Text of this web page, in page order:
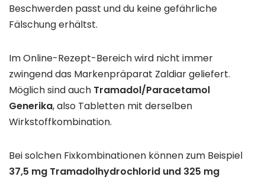
Beschwerden passt und du keine gefährliche
Fälschung erhältst.
Im Online-Rezept-Bereich wird nicht immer
zwingend das Markenpräparat Zaldiar geliefert.
Möglich sind auch Tramadol/Paracetamol
Generika, also Tabletten mit derselben
Wirkstoffkombination.
Bei solchen Fixkombinationen können zum Beispiel
37,5 mg Tramadolhydrochlorid und 325 mg